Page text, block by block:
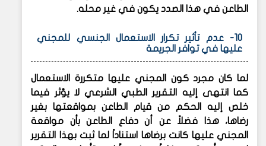
الطاعن في هذا الصدد يكون في غير محله.
10- عدم تأثير تكرار الاستعمال الجنسي للمجني
عليها في توافر الجريمة
لما كان مجرد كون المجني عليها متكررة الاستعمال
كما انتهى إليه التقرير الطبي الشرعي لا يؤثر فيما
خلص إليه الحكم من قيام الطاعن بمواقعتها بغير
رضاها، هذا فضلاً عن أن دفاع الطاعن بأن مواقعة
المجني عليها كانت برضاها استناداً لما ثبت بهذا التقرير